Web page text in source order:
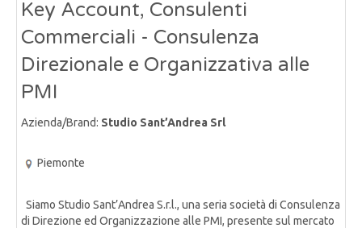
Key Account, Consulenti
Commerciali - Consulenza
Direzionale e Organizzativa alle
PMI
Azienda/Brand: Studio Sant’Andrea Srl
Piemonte
Siamo Studio Sant’Andrea S.r.l., una seria società di Consulenza
di Direzione ed Organizzazione alle PMI, presente sul mercato